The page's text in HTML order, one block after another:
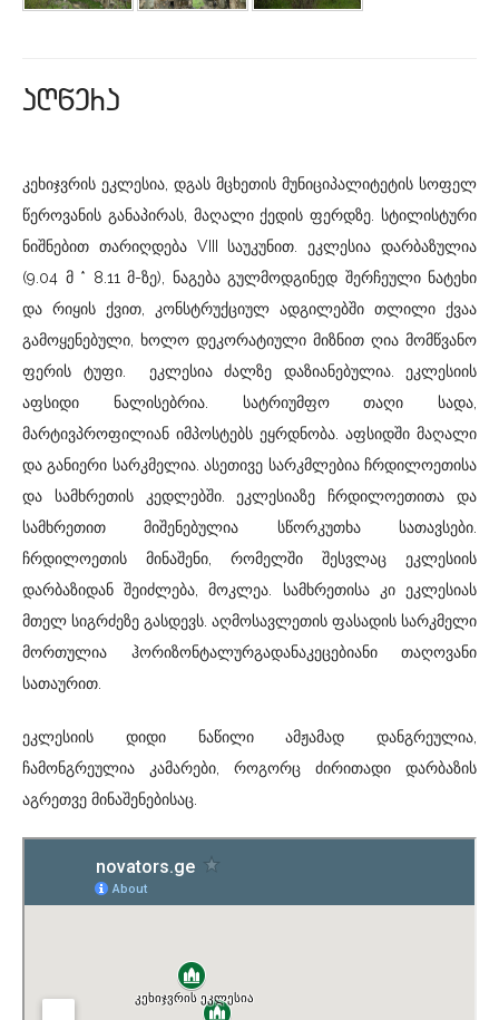
aRwera
კეხიჯვრის ეკლესია, დგას მცხეთის მუნიციპალიტეტის სოფელ
წეროვანის განაპირას, მაღალი ქედის ფერდზე. სტილისტური
ნიშნებით თარიღდება VIII საუკუნით. ეკლესია დარბაზულია
(9.04 მ * 8.11 მ-ზე), ნაგება გულმოდგინედ შერჩეული ნატეხი
და რიყის ქვით, კონსტრუქციულ ადგილებში თლილი ქვაა
გამოყენებული, ხოლო დეკორატიული მიზნით ღია მომწვანო
ფერის ტუფი. ეკლესია ძალზე დაზიანებულია. ეკლესიის
აფსიდი ნალისებრია. სატრიუმფო თაღი სადა,
მარტივპროფილიან იმპოსტებს ეყრდნობა. აფსიდში მაღალი
და განიერი სარკმელია. ასეთივე სარკმლებია ჩრდილოეთისა
და სამხრეთის კედლებში. ეკლესიაზე ჩრდილოეთითა და
სამხრეთით მიშენებულია სწორკუთხა სათავსები.
ჩრდილოეთის მინაშენი, რომელში შესვლაც ეკლესიის
დარბაზიდან შეიძლება, მოკლეა. სამხრეთისა კი ეკლესიას
მთელ სიგრძეზე გასდევს. აღმოსავლეთის ფასადის სარკმელი
მორთულია ჰორიზონტალურგადანაკეცებიანი თაღოვანი
სათაურით.
ეკლესიის დიდი ნაწილი ამჟამად დანგრეულია,
ჩამონგრეულია კამარები, როგორც ძირითადი დარბაზის
აგრეთვე მინაშენებისაც.